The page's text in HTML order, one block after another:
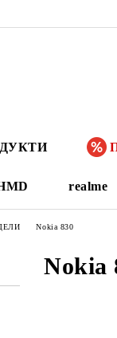
realme
Nokia 830
Nokia